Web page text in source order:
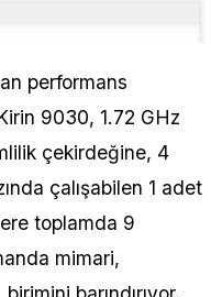
performans
9030, 1.72 GHz
çekirdeğine, 4
çalışabilen 1 adet
toplamda 9
mimari,